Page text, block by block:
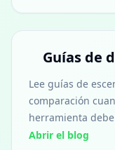
Guías de
Lee guías de
comparación
herramienta
Abrir el blog